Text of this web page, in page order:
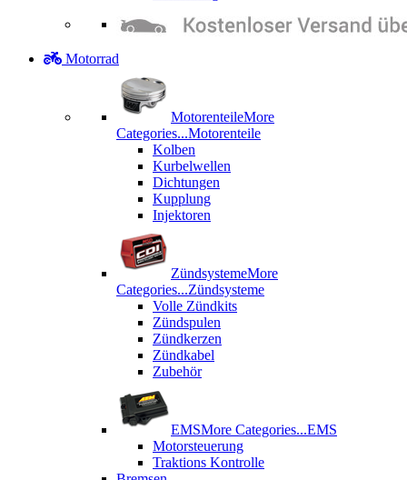
Motorrad
MotorenteileMore
Categories...Motorenteile
Kolben
Kurbelwellen
Dichtungen
Kupplung
Injektoren
ZündsystemeMore
Categories...Zündsysteme
Volle Zündkits
Zündspulen
Zündkerzen
Zündkabel
Zubehör
EMSMore Categories...EMS
Motorsteuerung
Traktions Kontrolle